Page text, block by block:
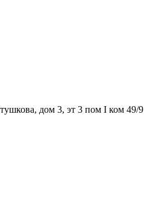
дом 3, эт 3 пом I ком 49/9